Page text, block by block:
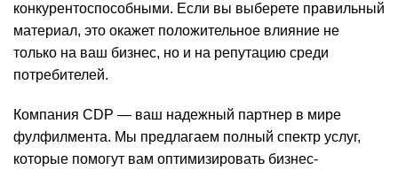
конкурентоспособными. Если вы выберете правильный
материал, это окажет положительное влияние не
только на ваш бизнес, но и на репутацию среди
потребителей.
Компания CDP — ваш надежный партнер в мире
фулфилмента. Мы предлагаем полный спектр услуг,
которые помогут вам оптимизировать бизнес-